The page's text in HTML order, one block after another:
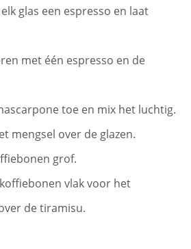
glas een espresso en laat
met één espresso en de
toe en mix het luchtig.
mengsel over de glazen.
grof.
vlak voor het
de tiramisu.